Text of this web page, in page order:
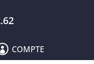
 COMPTE